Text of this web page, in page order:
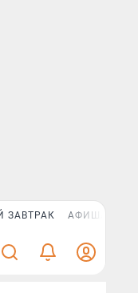
ЗАВТРАК АФИША PLUS